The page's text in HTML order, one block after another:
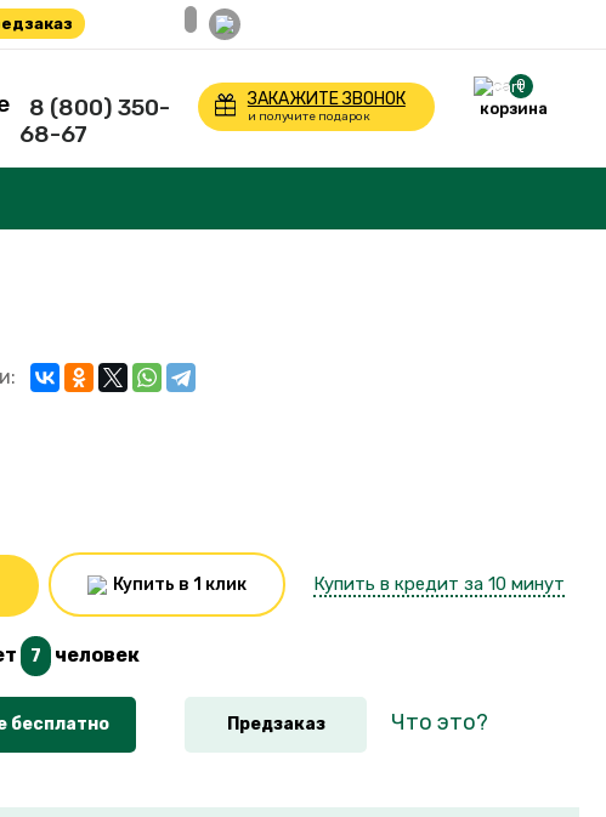
8 (800) 350-
68-67
ЗАКАЖИТЕ ЗВОНОК
и получите подарок
0
корзина
Купить в 1 клик Купить в кредит за 10 минут
7 человек
бесплатно Предзаказ Что это?